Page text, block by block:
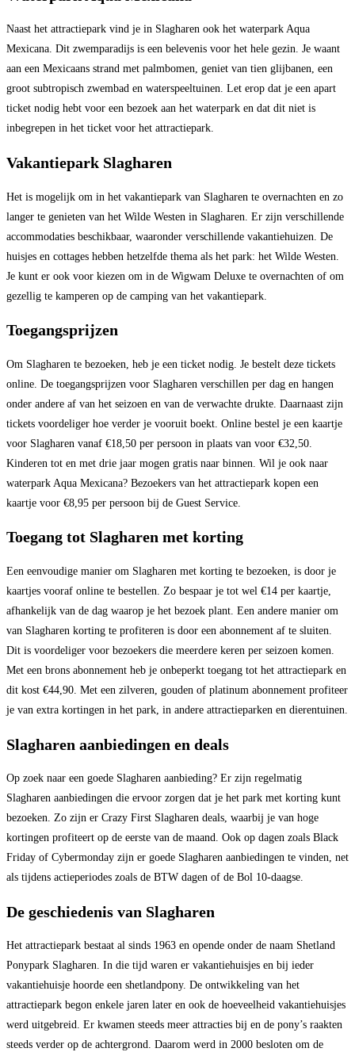
Naast het attractiepark vind je in Slagharen ook het waterpark Aqua
Mexicana. Dit zwemparadijs is een belevenis voor het hele gezin. Je waant
aan een Mexicaans strand met palmbomen, geniet van tien glijbanen, een
groot subtropisch zwembad en waterspeeltuinen. Let erop dat je een apart
ticket nodig hebt voor een bezoek aan het waterpark en dat dit niet is
inbegrepen in het ticket voor het attractiepark.
Vakantiepark Slagharen
Het is mogelijk om in het vakantiepark van Slagharen te overnachten en zo
langer te genieten van het Wilde Westen in Slagharen. Er zijn verschillende
accommodaties beschikbaar, waaronder verschillende vakantiehuizen. De
huisjes en cottages hebben hetzelfde thema als het park: het Wilde Westen.
Je kunt er ook voor kiezen om in de Wigwam Deluxe te overnachten of om
gezellig te kamperen op de camping van het vakantiepark.
Toegangsprijzen
Om Slagharen te bezoeken, heb je een ticket nodig. Je bestelt deze tickets
online. De toegangsprijzen voor Slagharen verschillen per dag en hangen
onder andere af van het seizoen en van de verwachte drukte. Daarnaast zijn
tickets voordeliger hoe verder je vooruit boekt. Online bestel je een kaartje
voor Slagharen vanaf €18,50 per persoon in plaats van voor €32,50.
Kinderen tot en met drie jaar mogen gratis naar binnen. Wil je ook naar
waterpark Aqua Mexicana? Bezoekers van het attractiepark kopen een
kaartje voor €8,95 per persoon bij de Guest Service.
Toegang tot Slagharen met korting
Een eenvoudige manier om Slagharen met korting te bezoeken, is door je
kaartjes vooraf online te bestellen. Zo bespaar je tot wel €14 per kaartje,
afhankelijk van de dag waarop je het bezoek plant. Een andere manier om
van Slagharen korting te profiteren is door een abonnement af te sluiten.
Dit is voordeliger voor bezoekers die meerdere keren per seizoen komen.
Met een brons abonnement heb je onbeperkt toegang tot het attractiepark en
dit kost €44,90. Met een zilveren, gouden of platinum abonnement profiteer
je van extra kortingen in het park, in andere attractieparken en dierentuinen.
Slagharen aanbiedingen en deals
Op zoek naar een goede Slagharen aanbieding? Er zijn regelmatig
Slagharen aanbiedingen die ervoor zorgen dat je het park met korting kunt
bezoeken. Zo zijn er Crazy First Slagharen deals, waarbij je van hoge
kortingen profiteert op de eerste van de maand. Ook op dagen zoals Black
Friday of Cybermonday zijn er goede Slagharen aanbiedingen te vinden, net
als tijdens actieperiodes zoals de BTW dagen of de Bol 10-daagse.
De geschiedenis van Slagharen
Het attractiepark bestaat al sinds 1963 en opende onder de naam Shetland
Ponypark Slagharen. In die tijd waren er vakantiehuisjes en bij ieder
vakantiehuisje hoorde een shetlandpony. De ontwikkeling van het
attractiepark begon enkele jaren later en ook de hoeveelheid vakantiehuisjes
werd uitgebreid. Er kwamen steeds meer attracties bij en de pony’s raakten
steeds verder op de achtergrond. Daarom werd in 2000 besloten om de